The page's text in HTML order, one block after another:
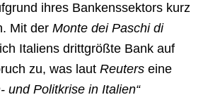
ihres Bankenssektors kurz
Mit der Monte dei Paschi di
Italiens drittgrößte Bank auf
zu, was laut Reuters eine
und Politkrise in Italien“